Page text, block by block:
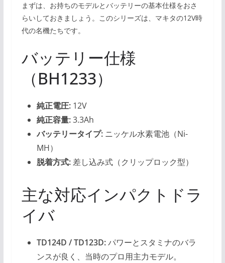
まずは、お持ちのモデルとバッテリーの基本仕様をおさ
らいしておきましょう。このシリーズは、マキタの12V時
代の名機たちです。
バッテリー仕様
（BH1233）
純正電圧:12V
純正容量:3.3Ah
バッテリータイプ:ニッケル水素電池（Ni-
MH）
脱着方式:差し込み式（クリップロック型）
主な対応インパクトドラ
イバ
TD124D / TD123D:パワーとスタミナのバラ
ンスが良く、当時のプロ用主力モデル。